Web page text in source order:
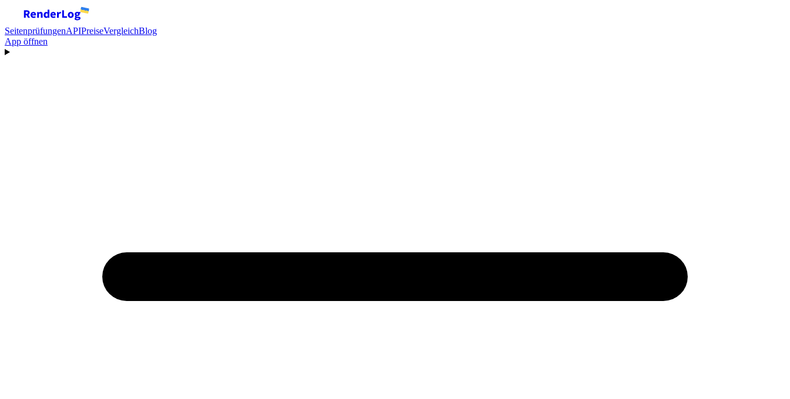
SeitenprüfungenAPIPreiseVergleichBlog
App öffnen